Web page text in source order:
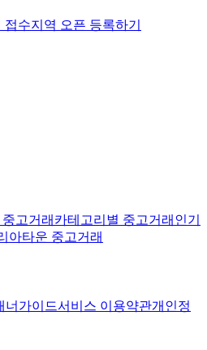
접수지역 오픈 등록하기
고거래 카테고리별 중고거래 인기
아타운 중고거래
너가이드서비스 이용약관개인정